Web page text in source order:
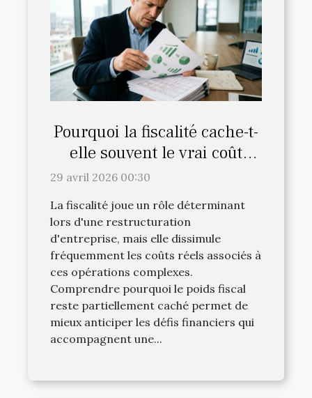
Pourquoi la fiscalité cache-t-
elle souvent le vrai coût
d’une restructuration ?
29 avril 2026 00:30
La fiscalité joue un rôle déterminant
lors d'une restructuration
d'entreprise, mais elle dissimule
fréquemment les coûts réels associés à
ces opérations complexes.
Comprendre pourquoi le poids fiscal
reste partiellement caché permet de
mieux anticiper les défis financiers qui
accompagnent une...